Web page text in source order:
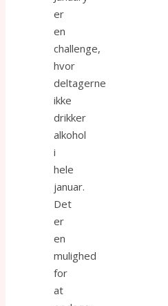
er
en
challenge,
hvor
deltagerne
ikke
drikker
alkohol
i
hele
januar.
Det
er
en
mulighed
for
at